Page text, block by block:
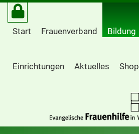
Start Frauenverband Bildung
Einrichtungen Aktuelles Shop